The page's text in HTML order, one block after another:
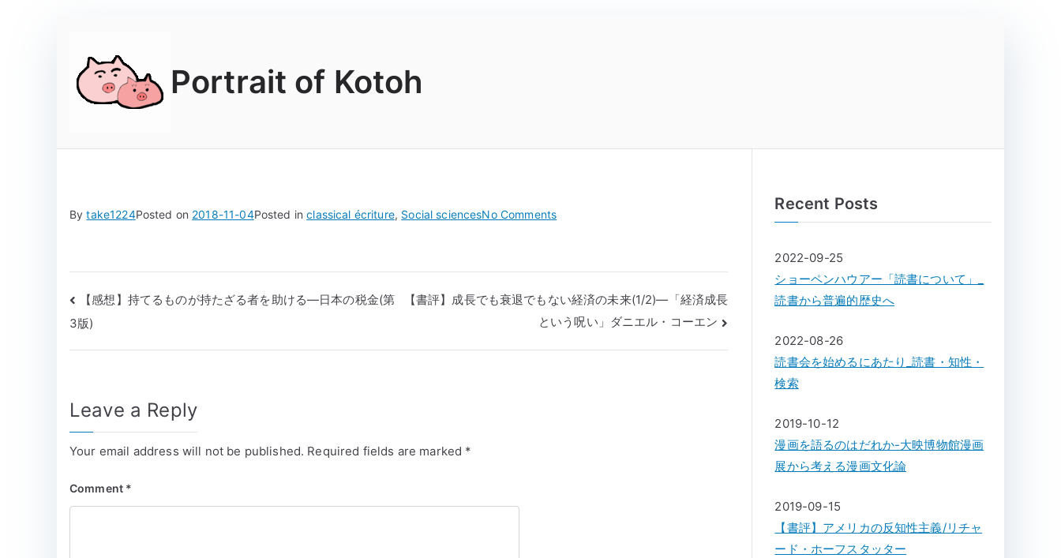
content
Portrait of Kotoh
Bytake1224Posted on 2018-11-04Posted inclassical écriture, Social sciencesNo Commentson
haves
help
have-
nots
Post
navigation
【感想】持てるものが持たざる者を助ける―日本の税金(第
3版)
【書評】成長でも衰退でもない経済の未来(1/2)―「経済成長
という呪い」ダニエル・コーエン
Leave a Reply
Your email address will not be published. Required fields are marked *
Comment *
Recent Posts
2022-09-25
ショーペンハウアー「読書について」_
読書から普遍的歴史へ
2022-08-26
読書会を始めるにあたり_読書・知性・
検索
2019-10-12
漫画を語るのはだれか-大映博物館漫画
展から考える漫画文化論
2019-09-15
【書評】アメリカの反知性主義/リチャ
ード・ホーフスタッター